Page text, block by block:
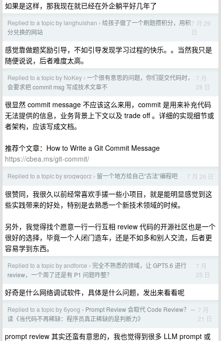
如果是这样，那我现在就已经在外企躺平好几年了
Replied to a topic by langhuishan › 给孩子做了一个刷题攒积分，用积
分兑换的网站
7 月 29
日
感觉靠做题奖励引导，不如引导发现学习过程的快乐。。当然我只是
随便说说，后者难度太高。
Replied to a topic by NoKey › 一个很有意思的问题，你们提交代码时，
会要求把 commit msg 写成技术文章不
7 月
28 日
很显然 commit message 不应该这么来用，commit 是用来补充代码
无法提供的信息，业务背景上下文以及 trade off 。详细的实现细节或
者架构，应该写成文档。
推荐个文章：How to Write a Git Commit Message
https://cbea.ms/git-commit/
Replied to a topic by sroqwqorz › 留一个地方给自己“古法”编程吧 7 月 26 日
很赞同，我很久以前经常喜欢手搓一些小项目，就是能明显感觉到这
些实践带来的好处，特别是去熟悉一个新技术领域的时候。
另外，我觉得找个愿意一行一行互相 review 代码的开源社区也是一个
很好的选择，毕竟一个人闭门造车，还是不如多和别人交流，后者更
容易学到东西。
Replied to a topic by andforce › 完全不熟悉的领域，让 GPT5.6 进行
review，一个周了还是有 P1 问题咋整？
7 月
25 日
好奇是什么网络调试软件，具体是什么问题，发出来看看呢
Replied to a topic by 6yong › Prompt Review 会取代 Code Review？ --
读《当代码不再稀缺：程序员真正稀缺的是判断力》
7 月
21 日
prompt review 其实还蛮有意思的，我也觉得到很多 LLM prompt 或